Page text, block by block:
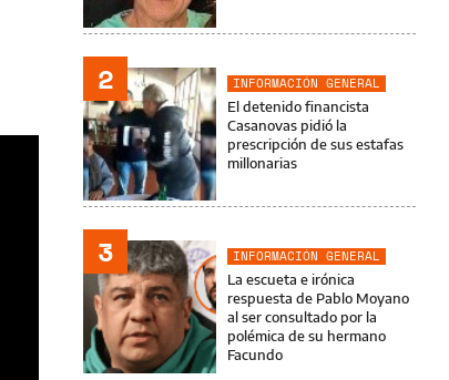
2
INFORMACIÓN GENERAL
El detenido financista
Casanovas pidió la
prescripción de sus estafas
millonarias
3
INFORMACIÓN GENERAL
La escueta e irónica
respuesta de Pablo Moyano
al ser consultado por la
polémica de su hermano
Facundo